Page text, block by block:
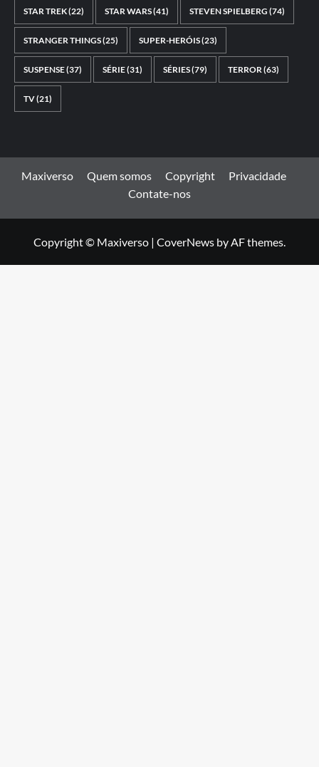
STAR TREK(22) STAR WARS(41) STEVEN SPIELBERG (74)
STRANGER THINGS(25) SUPER-HERÓIS(23)
SUSPENSE(37) SÉRIE(31) SÉRIES(79) TERROR(63)
TV(21)
Maxiverso Quem somos Copyright
Privacidade
Contate-nos
Copyright © Maxiverso | CoverNews by AF themes.